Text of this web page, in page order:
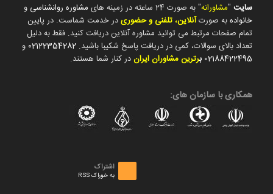
سایت"مشاورانه" به صورت 24 ساعته در زمینه های مشاوره روانشناسی و
خانوادهبه صورتآنلاین، تلفنی و حضوریدر خدمت شماست. در پایین
تمام صفحات مرتبط می توانید مشاوره آنلاین دریافت کنید. فقط به دلیل
تعداد بالای سوالات، کمی در دریافت پاسخ شکیبا باشید. 02122354282 و
02188422495 برترین مشاوران ایراندر کنار شما هستند.
همکاری با سازمان های:
اشتراک
به خوراک RSS